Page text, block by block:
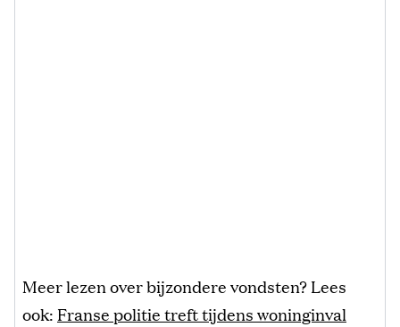
Meer lezen over bijzondere vondsten? Lees
ook: Franse politie treft tijdens woninginval